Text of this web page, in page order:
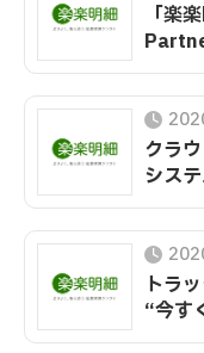
「楽
クラ
シス
トラ
“今す
細」